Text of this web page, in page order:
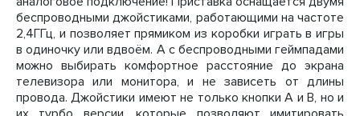
беспроводными джойстиками, работающими на частоте
2,4ГГц, и позволяет прямиком из коробки играть в игры
в одиночку или вдвоём. А с беспроводными геймпадами
можно выбирать комфортное расстояние до экрана
телевизора или монитора, и не зависеть от длины
провода. Джойстики имеют не только кнопки A и B, но и